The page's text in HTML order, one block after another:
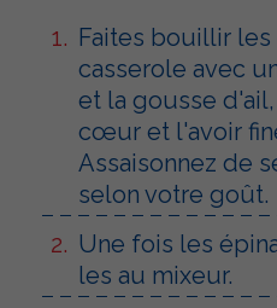
Faites bouillir les
casserole avec
et la gousse
cœur et l'avoir
Assaisonnez de
selon votre goût.
Une fois les
les au mixeur.